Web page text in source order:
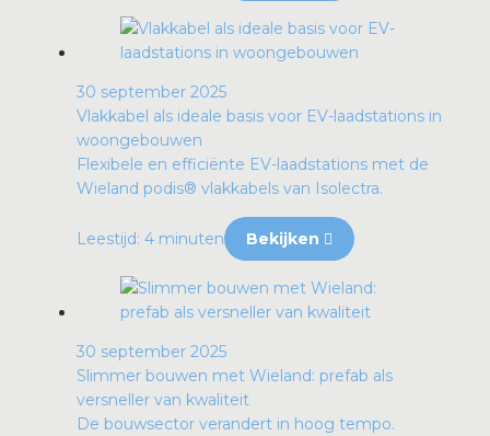
30 september 2025
Vlakkabel als ideale basis voor EV-laadstations in
woongebouwen
Flexibele en efficiënte EV-laadstations met de
Wieland podis® vlakkabels van Isolectra.
Leestijd: 4 minuten Bekijken
30 september 2025
Slimmer bouwen met Wieland: prefab als
versneller van kwaliteit
De bouwsector verandert in hoog tempo.